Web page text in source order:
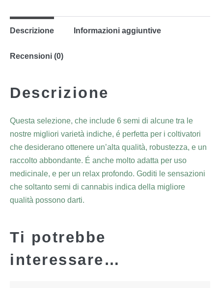
Descrizione Informazioni aggiuntive
Recensioni (0)
Descrizione
Questa selezione, che include 6 semi di alcune tra le
nostre migliori varietà indiche, é perfetta per i coltivatori
che desiderano ottenere un’alta qualità, robustezza, e un
raccolto abbondante. É anche molto adatta per uso
medicinale, e per un relax profondo. Goditi le sensazioni
che soltanto semi di cannabis indica della migliore
qualità possono darti.
Ti potrebbe
interessare…